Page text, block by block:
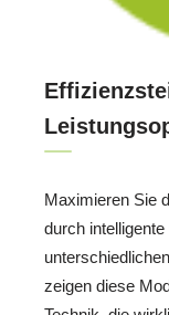
Maximieren Sie
durch
zeigen diese